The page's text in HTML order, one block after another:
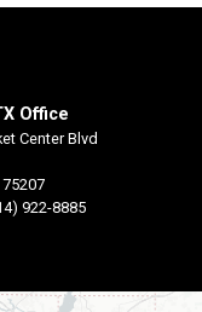
Office
Center Blvd
75207
922-8885